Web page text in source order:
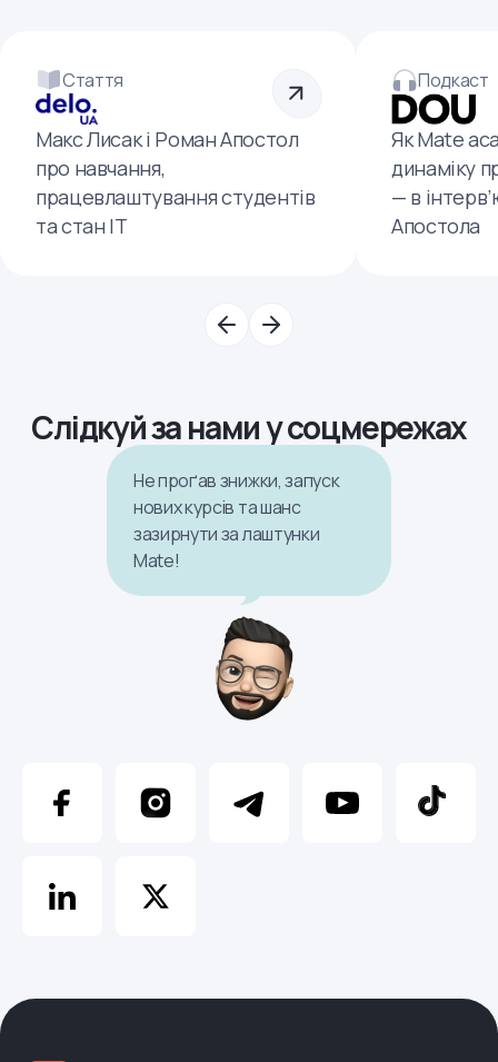
Стаття
Макс Лисак і Роман Апостол
про навчання,
працевлаштування студентів
та стан ІТ
Подкаст
Як Mate
динаміку
— в
Апостола
Слідкуй за нами у соцмережах
Не проґав знижки, запуск
нових курсів та шанс
зазирнути за лаштунки
Mate!